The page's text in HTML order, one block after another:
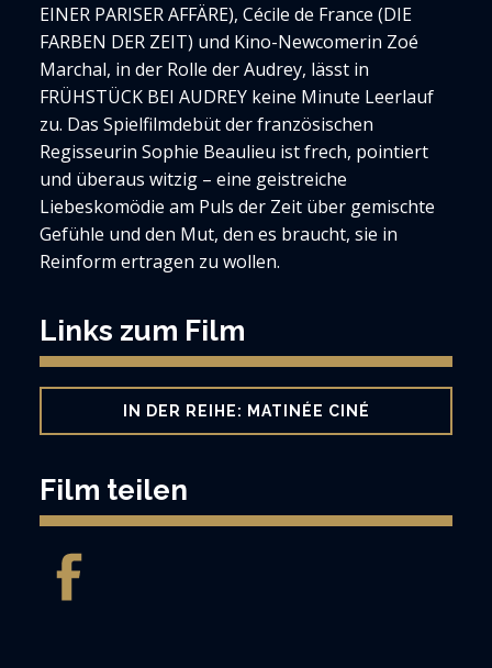
EINER PARISER AFFÄRE), Cécile de France (DIE
FARBEN DER ZEIT) und Kino-Newcomerin Zoé
Marchal, in der Rolle der Audrey, lässt in
FRÜHSTÜCK BEI AUDREY keine Minute Leerlauf
zu. Das Spielfilmdebüt der französischen
Regisseurin Sophie Beaulieu ist frech, pointiert
und überaus witzig – eine geistreiche
Liebeskomödie am Puls der Zeit über gemischte
Gefühle und den Mut, den es braucht, sie in
Reinform ertragen zu wollen.
Links zum Film
IN DER REIHE: MATINÉE CINÉ
Film teilen